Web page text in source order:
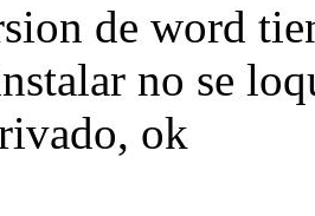
de word
no se
ok